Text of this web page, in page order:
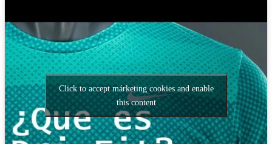
Click to accept márketing cookies and enable
this content